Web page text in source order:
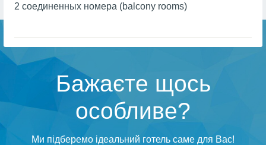
2 соединенных номера (balcony rooms)
Бажаєте щось
особливе?
Ми підберемо ідеальний готель саме для Вас!